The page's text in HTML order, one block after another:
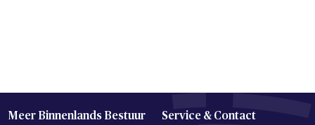
Meer Binnenlands Bestuur Service & Contact